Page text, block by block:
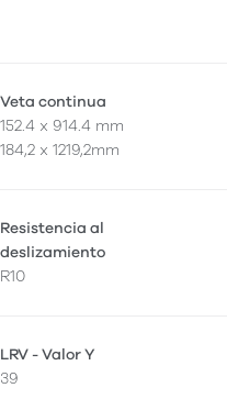
Veta continua
152.4 x 914.4 mm
184,2 x 1219,2mm
Resistencia al
deslizamiento
R10
LRV - Valor Y
39